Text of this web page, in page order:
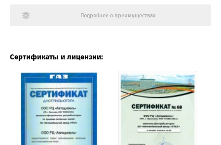
Подробнее о преимуществах
Сертификаты и лицензии: